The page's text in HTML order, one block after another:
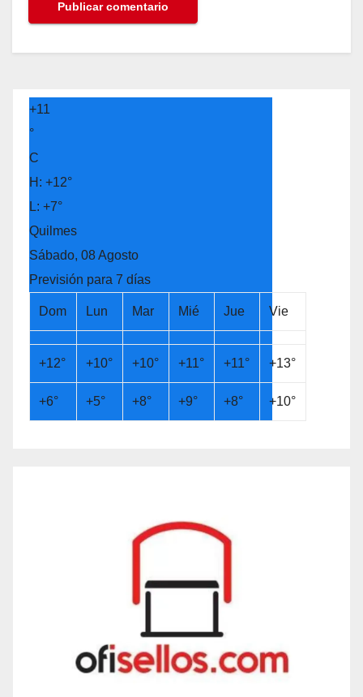
+11
°
C
H: +12°
L: +7°
Quilmes
Sábado, 08 Agosto
Previsión para 7 días
Dom Lun Mar Mié Jue Vie
+12° +10° +10° +11° +11° +13°
+6° +5° +8° +9° +8° +10°